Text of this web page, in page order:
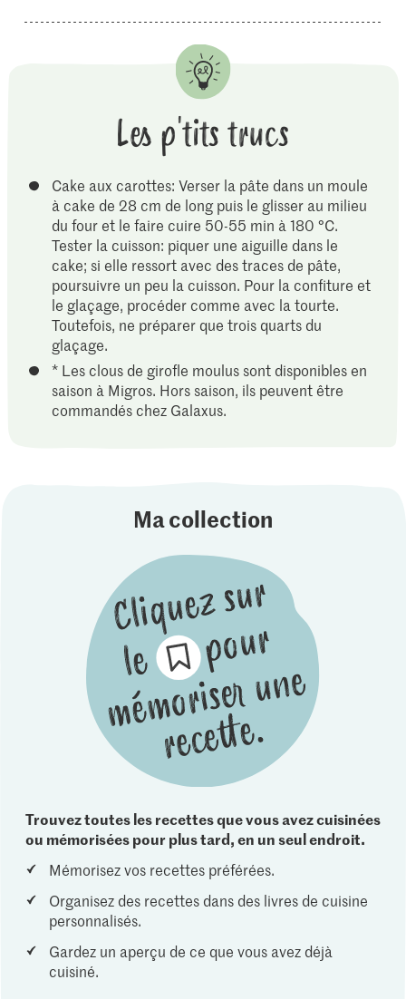
Les p'tits trucs
Cake aux carottes: Verser la pâte dans un moule
à cake de 28 cm de long puis le glisser au milieu
du four et le faire cuire 50-55 min à 180 °C.
Tester la cuisson: piquer une aiguille dans le
cake; si elle ressort avec des traces de pâte,
poursuivre un peu la cuisson. Pour la confiture et
le glaçage, procéder comme avec la tourte.
Toutefois, ne préparer que trois quarts du
glaçage.
* Les clous de girofle moulus sont disponibles en
saison à Migros. Hors saison, ils peuvent être
commandés chez Galaxus.
Ma collection
Trouvez toutes les recettes que vous avez cuisinées
ou mémorisées pour plus tard, en un seul endroit.
Mémorisez vos recettes préférées.
Organisez des recettes dans des livres de cuisine
personnalisés.
Gardez un aperçu de ce que vous avez déjà
cuisiné.